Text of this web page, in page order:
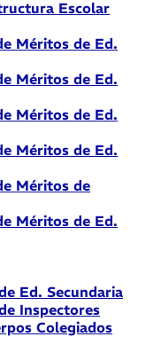
Escolar
Méritos de Ed.
Méritos de Ed.
Méritos de Ed.
Méritos de Ed.
Méritos de
Méritos de Ed.
Ed. Secundaria
Inspectores
Colegiados